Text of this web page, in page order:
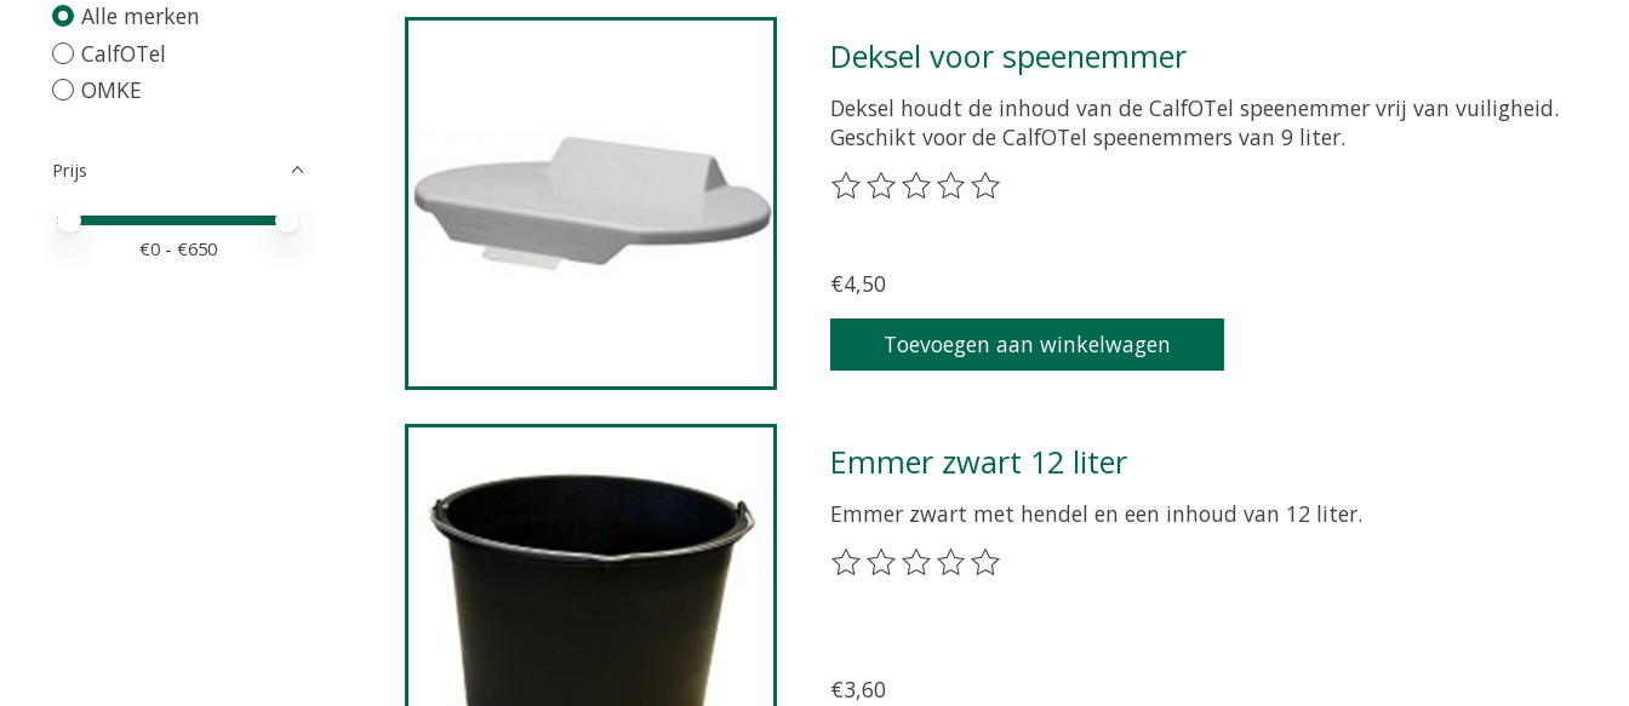
Alle merken
CalfOTel
OMKE
Prijs
Minimale prijswaarde
Price maximum value
€0 - €650
Deksel voor speenemmer
Deksel houdt de inhoud van de CalfOTel speenemmer vrij van vuiligheid.
Geschikt voor de CalfOTel speenemmers van 9 liter.
De beoordeling van dit product is
€4,50
Toevoegen aan winkelwagen
Emmer zwart 12 liter
Emmer zwart met hendel en een inhoud van 12 liter.
De beoordeling van dit product is
€3,60